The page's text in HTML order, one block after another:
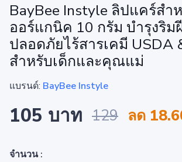
BayBee Instyle ลิปแคร์สำ
ออร์แกนิค 10 กรัม บำรุงริ
ปลอดภัยไร้สารเคมี USDA
สำหรับเด็กและคุณแม่
แบรนด์: BayBee Instyle
105 บาท 129 ลด
จำนวน :